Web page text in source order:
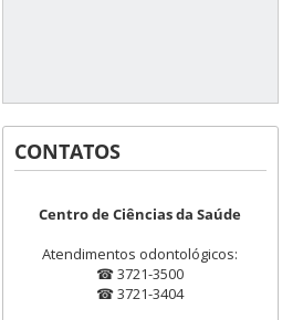
CONTATOS
Centro de Ciências da Saúde
Atendimentos odontológicos:
☎ 3721-3500
☎ 3721-3404